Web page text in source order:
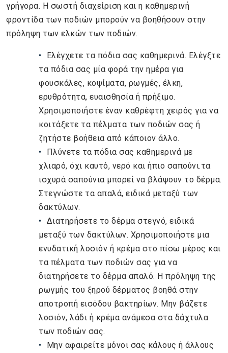
γρήγορα. Η σωστή διαχείριση και η καθημερινή
φροντίδα των ποδιών μπορούν να βοηθήσουν στην
πρόληψη των ελκών των ποδιών.
Ελέγχετε τα πόδια σας καθημερινά. Ελέγξτε
τα πόδια σας μία φορά την ημέρα για
φουσκάλες, κοψίματα, ρωγμές, έλκη,
ερυθρότητα, ευαισθησία ή πρήξιμο.
Χρησιμοποιήστε έναν καθρέφτη χειρός για να
κοιτάξετε τα πέλματα των ποδιών σας ή
ζητήστε βοήθεια από κάποιον άλλο.
Πλύνετε τα πόδια σας καθημερινά με
χλιαρό, όχι καυτό, νερό και ήπιο σαπούνι.τα
ισχυρά σαπούνια μπορεί να βλάψουν το δέρμα.
Στεγνώστε τα απαλά, ειδικά μεταξύ των
δακτύλων.
Διατηρήσετε το δέρμα στεγνό, ειδικά
μεταξύ των δακτύλων. Χρησιμοποιήστε μια
ενυδατική λοσιόν ή κρέμα στο πίσω μέρος και
τα πέλματα των ποδιών σας για να
διατηρήσετε το δέρμα απαλό. Η πρόληψη της
ρωγμής του ξηρού δέρματος βοηθά στην
αποτροπή εισόδου βακτηρίων. Μην βάζετε
λοσιόν, λάδι ή κρέμα ανάμεσα στα δάχτυλα
των ποδιών σας.
Μην αφαιρείτε μόνοι σας κάλους ή άλλους